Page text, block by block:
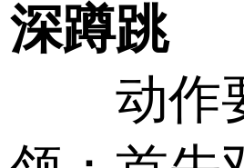
深蹲跳
动作